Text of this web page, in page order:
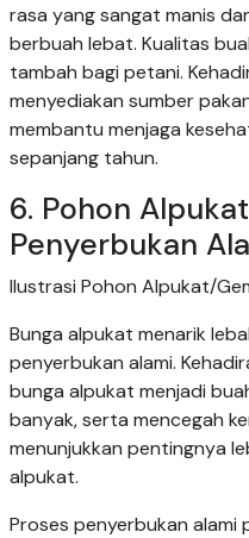
rasa yang sangat manis
berbuah lebat. Kualitas
tambah bagi petani.
menyediakan sumber
membantu menjaga
sepanjang tahun.
6. Pohon
Penyerbukan
Ilustrasi Pohon Alpukat/
Bunga alpukat menarik
penyerbukan alami.
bunga alpukat menjadi
banyak, serta mencegah
menunjukkan pentingnya
alpukat.
Proses penyerbukan